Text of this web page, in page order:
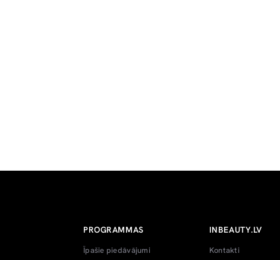
PROGRAMMAS
Īpašie piedāvājumi
INBEAUTY.LV
Kontakti